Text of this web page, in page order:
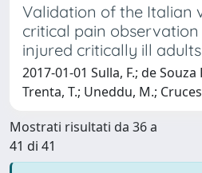
Validation of the Italian
critical pain
injured critically ill adults
2017-01-01 Sulla, F.; de Souza
Trenta, T.; Uneddu, M.;
Mostrati risultati da 36 a
41 di 41